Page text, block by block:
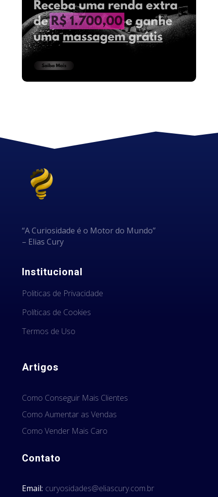
“A Curiosidade é o Motor do Mundo”
– Elias Cury
Institucional
Politicas de Privacidade
Políticas de Cookies
Termos de Uso
Artigos
Como Conseguir Mais Clientes
Como Aumentar as Vendas
Como Vender Mais Caro
Contato
Email: curyosidades@eliascury.com.br